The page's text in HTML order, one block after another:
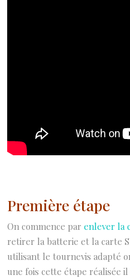
Première étape
On commence par enlever la
retirer la batterie et la carte
utilisant le tournevis adapté
une fois cette étape réalisée